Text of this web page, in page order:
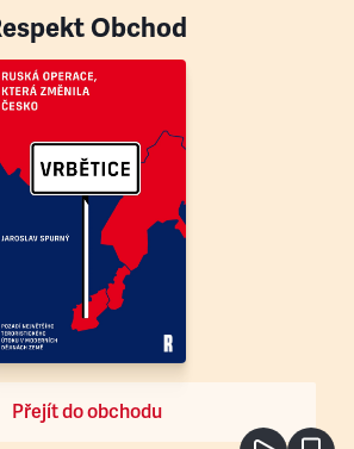
Obchod
Přejít do obchodu